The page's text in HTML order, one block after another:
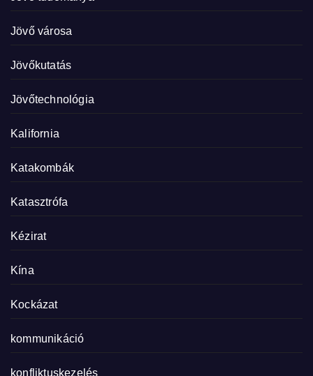
Jövő városa
Jövőkutatás
Jövőtechnológia
Kalifornia
Katakombák
Katasztrófa
Kézirat
Kína
Kockázat
kommunikáció
konfliktuskezelés